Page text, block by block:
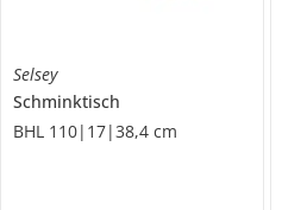
Selsey
Schminktisch
BHL 110|17|38,4 cm